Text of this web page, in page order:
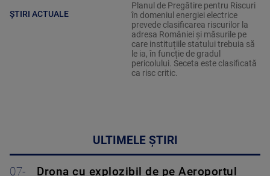
ȘTIRI ACTUALE
Planul de Pregătire pentru Riscuri
în domeniul energiei electrice
prevede clasificarea riscurilor la
adresa României și măsurile pe
care instituțiile statului trebuia să
le ia, în funcție de gradul
pericolului. Seceta este clasificată
ca risc critic.
ULTIMELE ȘTIRI
07- Drona cu explozibil de pe Aeroportul